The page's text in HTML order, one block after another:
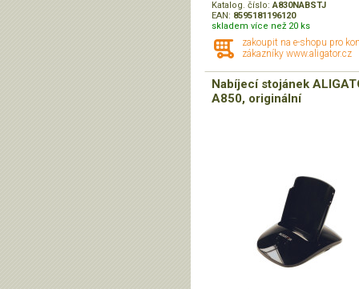
Katalog. číslo:A830NABSTJ
EAN: 8595181196120
skladem více než 20 ks
zakoupit na e-shopu pro
zákazníky www.aligator.cz
Nabíjecí stojánek
A850, originální